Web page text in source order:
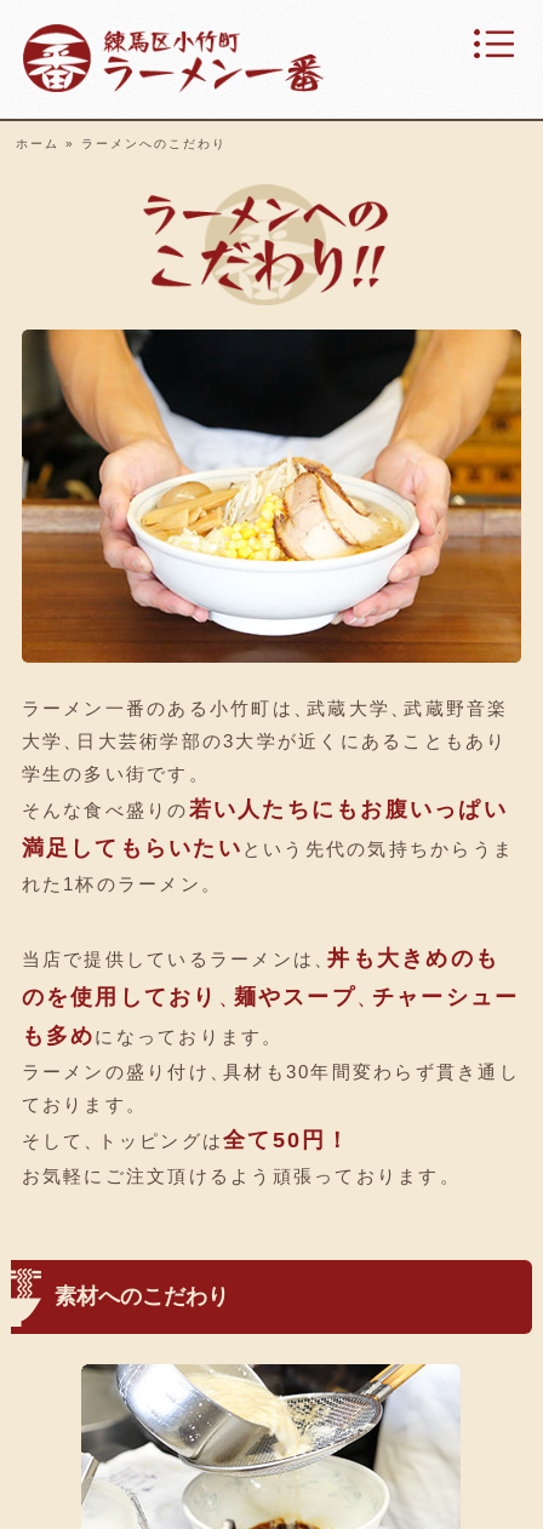
ホーム » ラーメンへのこだわり
ラーメン一番のある小竹町は 、武蔵大学 、武蔵野音楽
大学
、日大芸術学部の3大学が近くにあることもあり
学生の多い街です 。
そんな食べ盛りの若い人たちにもお腹いっぱい
満足してもらいたい という先代の気持ちからうま
れた1杯のラーメン 。
当店で提供しているラーメンは 、丼も大きめのも
のを使用しており 、麺やスープ、チャーシュー
も多めになっております 。
ラーメンの盛り付け
、具材も30年間変わらず貫き通し
ております 。
そして
、トッピングは全て50円！
お気軽にご注文頂けるよう頑張っております 。
素材へのこだわり